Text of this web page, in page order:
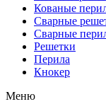
Кованые
Сварные
Сварные
Решетки
Перила
Кнокер
Меню